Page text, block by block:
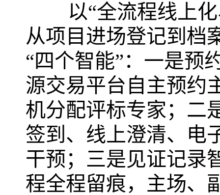
以“全流程线上
从项目进场登记到档
“四个智能”：一是预
源交易平台自主预约
机分配评标专家；二
签到、线上澄清、电
干预；三是见证记录
程全程留痕，主场、